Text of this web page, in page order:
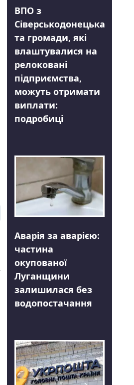
ВПО з
Сіверськодонецька
та громади, які
влаштувалися на
релоковані
підприємства,
можуть отримати
виплати:
подробиці
Аварія за аварією:
частина
окупованої
Луганщини
залишилася без
водопостачання